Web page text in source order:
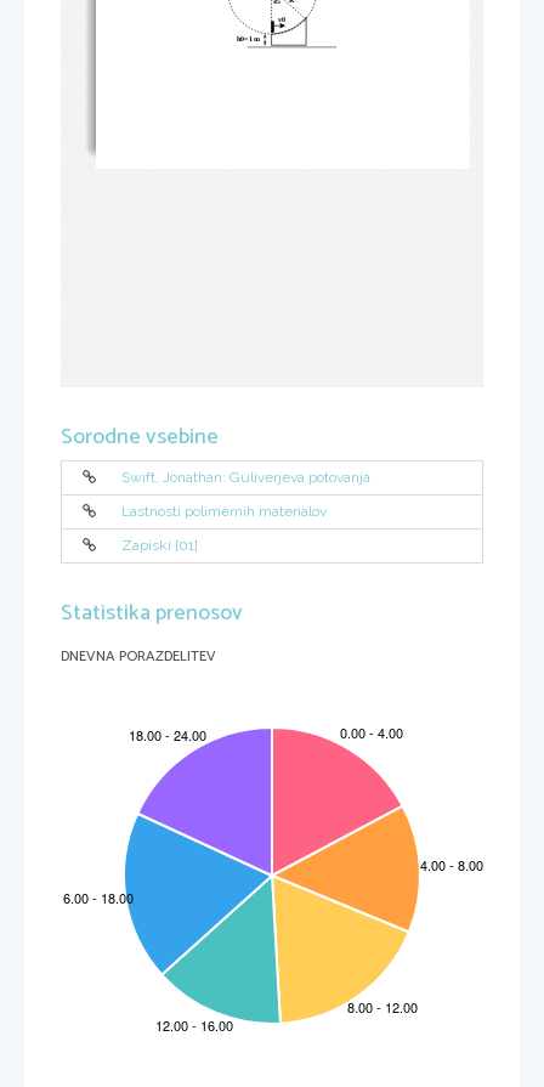
v0
h0=1 m
Sorodne vsebine
Swift, Jonathan: Guliverjeva potovanja
Lastnosti polimernih materialov
Zapiski [01]
Statistika prenosov
DNEVNA PORAZDELITEV